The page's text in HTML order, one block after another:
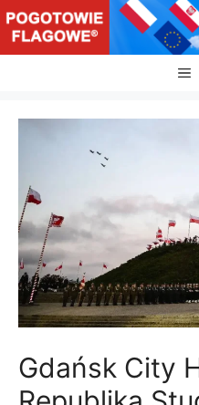
Przejdź
do
treści
Gdańsk City